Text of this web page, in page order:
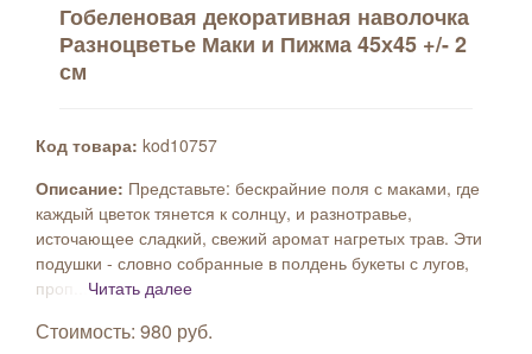
Гобеленовая декоративная наволочка
Разноцветье Маки и Пижма 45х45 +/- 2
см
Код товара: kod10757
Описание: Представьте: бескрайние поля с маками, где
каждый цветок тянется к солнцу, и разнотравье,
источающее сладкий, свежий аромат нагретых трав. Эти
подушки - словно собранные в полдень букеты с лугов,
проп... Читать далее
Стоимость: 980 руб.